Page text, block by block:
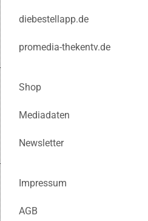
diebestellapp.de
promedia-thekentv.de
Shop
Mediadaten
Newsletter
Impressum
AGB